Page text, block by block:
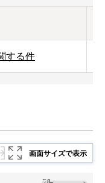
する件
画面サイズで表示